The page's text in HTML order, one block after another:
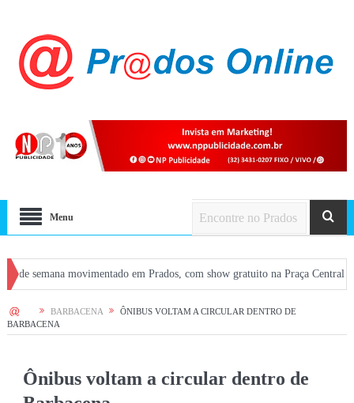
Menu
movimentado em Prados, com show gratuito na Praça Central e atrações
HOME BARBACENA
ÔNIBUS VOLTAM A CIRCULAR DENTRO DE
BARBACENA
Ônibus voltam a circular dentro de